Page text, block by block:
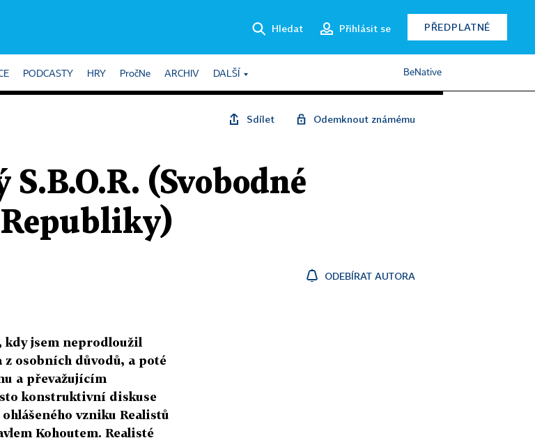
Hledat Přihlásit se PŘEDPLATNÉ
PODCASTY HRY PročNe ARCHIV DALŠÍ BeNative
Sdílet Odemknout známému
(Svobodné
ODEBÍRAT AUTORA
kdy jsem neprodloužil
osobních důvodů, a poté
a převažujícím
konstruktivní diskuse
vzniku Realistů
Kohoutem. Realisté